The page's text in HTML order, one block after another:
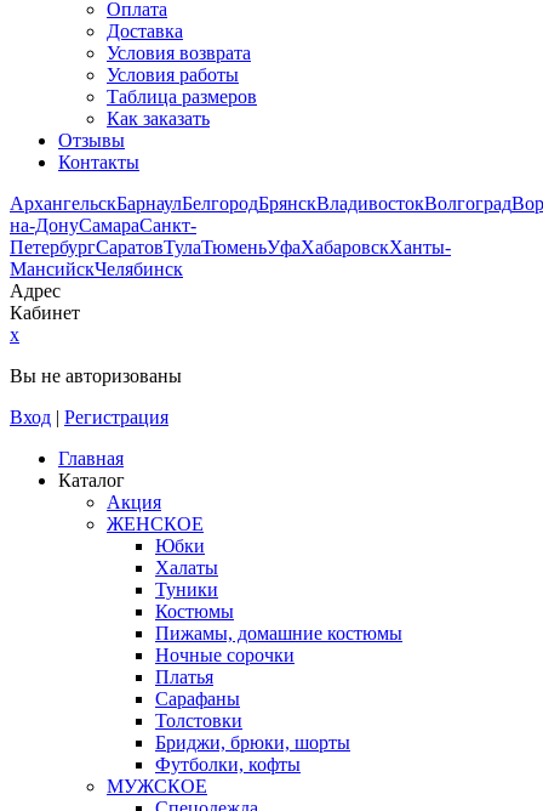
Оплата
Доставка
Условия возврата
Условия работы
Таблица размеров
Как заказать
Отзывы
Контакты
АрхангельскБарнаулБелгородБрянскВладивостокВолгоград
на-ДонуСамараСанкт-
ПетербургСаратовТулаТюменьУфаХабаровскХанты-
МансийскЧелябинск
Адрес
Кабинет
x
Вы не авторизованы
Вход | Регистрация
Главная
Каталог
Акция
ЖЕНСКОЕ
Юбки
Халаты
Туники
Костюмы
Пижамы, домашние костюмы
Ночные сорочки
Платья
Сарафаны
Толстовки
Бриджи, брюки, шорты
Футболки, кофты
МУЖСКОЕ